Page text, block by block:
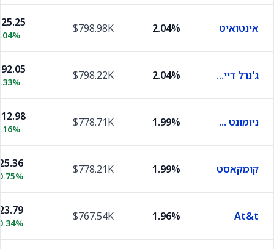
אינטואיט 2.04%
$798.98K
ג'נרל דיינמיקס 2.04%
$798.22K
ניומונט מיינינג 1.99%
$778.71K
קומקאסט 1.99%
$778.21K
At&t
1.96%
$767.54K